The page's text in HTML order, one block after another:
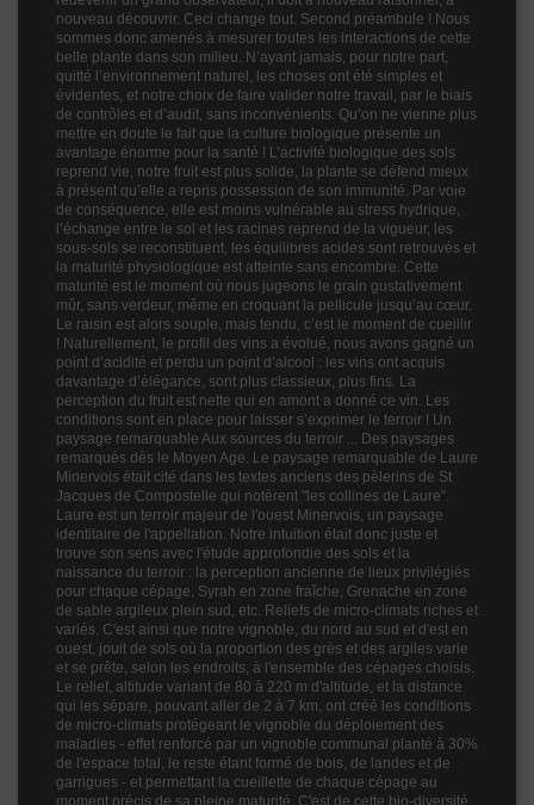
nouveau découvrir. Ceci change tout. Second préambule ! Nous
sommes donc amenés à mesurer toutes les interactions de cette
belle plante dans son milieu. N’ayant jamais, pour notre part,
quitté l’environnement naturel, les choses ont été simples et
évidentes, et notre choix de faire valider notre travail, par le biais
de contrôles et d’audit, sans inconvénients. Qu’on ne vienne plus
mettre en doute le fait que la culture biologique présente un
avantage énorme pour la santé ! L’activité biologique des sols
reprend vie, notre fruit est plus solide, la plante se défend mieux
à présent qu’elle a repris possession de son immunité. Par voie
de conséquence, elle est moins vulnérable au stress hydrique,
l’échange entre le sol et les racines reprend de la vigueur, les
sous-sols se reconstituent, les équilibres acides sont retrouvés et
la maturité physiologique est atteinte sans encombre. Cette
maturité est le moment où nous jugeons le grain gustativement
mûr, sans verdeur, même en croquant la pellicule jusqu’au cœur.
Le raisin est alors souple, mais tendu, c’est le moment de cueillir
! Naturellement, le profil des vins a évolué, nous avons gagné un
point d’acidité et perdu un point d’alcool : les vins ont acquis
davantage d’élégance, sont plus classieux, plus fins. La
perception du fruit est nette qui en amont a donné ce vin. Les
conditions sont en place pour laisser s’exprimer le terroir ! Un
paysage remarquable Aux sources du terroir ... Des paysages
remarqués dès le Moyen Age. Le paysage remarquable de Laure
Minervois était cité dans les textes anciens des pèlerins de St
Jacques de Compostelle qui notèrent "les collines de Laure".
Laure est un terroir majeur de l'ouest Minervois, un paysage
identitaire de l'appellation. Notre intuition était donc juste et
trouve son sens avec l'étude approfondie des sols et la
naissance du terroir : la perception ancienne de lieux privilégiés
pour chaque cépage, Syrah en zone fraîche, Grenache en zone
de sable argileux plein sud, etc. Reliefs de micro-climats riches et
variés. C'est ainsi que notre vignoble, du nord au sud et d'est en
ouest, jouit de sols où la proportion des grès et des argiles varie
et se prête, selon les endroits, à l'ensemble des cépages choisis.
Le relief, altitude variant de 80 à 220 m d'altitude, et la distance
qui les sépare, pouvant aller de 2 à 7 km, ont créé les conditions
de micro-climats protégeant le vignoble du déploiement des
maladies - effet renforcé par un vignoble communal planté à 30%
de l'espace total, le reste étant formé de bois, de landes et de
garrigues - et permettant la cueillette de chaque cépage au